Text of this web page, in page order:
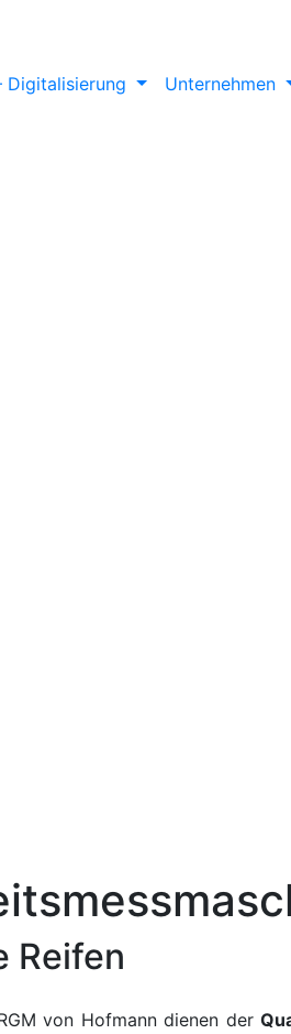
Digitalisierung Unternehmen
Reifen
von Hofmann dienen der